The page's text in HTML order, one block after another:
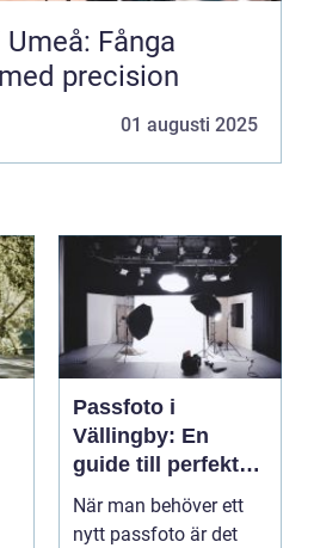
Fånga
precision
01 augusti 2025
Passfoto i
Vällingby: En
guide till perfekta
bilder
När man behöver ett
nytt passfoto är det